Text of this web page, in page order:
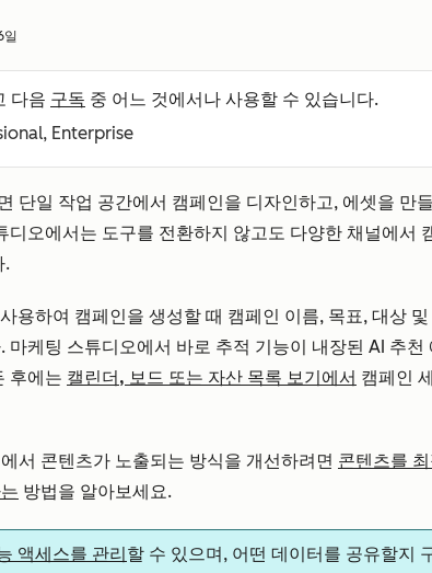
일
다음 구독 중 어느 것에서나 사용할 수 있습니다.
Enterprise
단일 작업 공간에서 캠페인을 디자인하고, 에셋을 만
디오에서는 도구를 전환하지 않고도 다양한 채널에서
.
용하여 캠페인을 생성할 때 캠페인 이름, 목표, 대상
마케팅 스튜디오에서 바로 추적 기능이 내장된 AI 추천
후에는 캘린더, 보드 또는 자산 목록 보기에서 캠페인
서 콘텐츠가 노출되는 방식을 개선하려면 콘텐츠를
방법을 알아보세요.
액세스를 관리할 수 있으며, 어떤 데이터를 공유할지